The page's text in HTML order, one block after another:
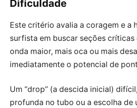
Dificuldade
Este critério avalia a coragem e a
surfista em buscar seções críticas
onda maior, mais oca ou mais
imediatamente o potencial de
Um “drop” (a descida inicial)
profunda no tubo ou a escolha de